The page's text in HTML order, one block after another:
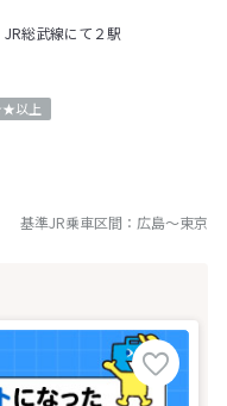
総武線にて２駅
以上
基準JR乗車区間： 広島～東京